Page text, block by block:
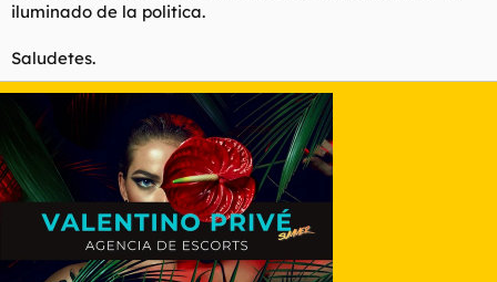
iluminado de la politica.
Saludetes.